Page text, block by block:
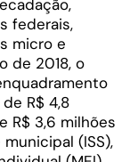
federais,
micro e
de 2018, o
R$ 4,8
R$ 3,6 milhões
(ISS),